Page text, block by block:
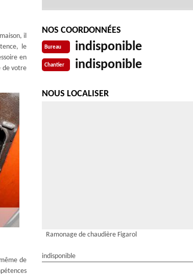
il
le
en
de votre
de
NOS COORDONNÉES
Bureau indisponible
Chantier indisponible
NOUS LOCALISER
Ramonage de chaudière Figarol
indisponible